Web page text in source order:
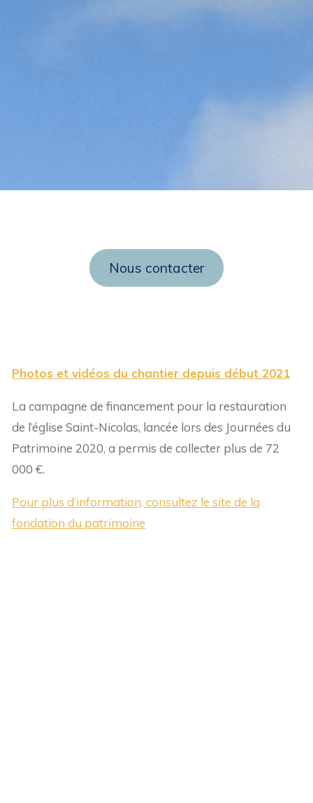
Nous contacter
Photos et vidéos du chantier depuis début 2021
La campagne de financement pour la restauration
de l’église Saint-Nicolas, lancée lors des Journées du
Patrimoine 2020, a permis de collecter plus de 72
000 €.
Pour plus d’information, consultez le site de la
fondation du patrimoine